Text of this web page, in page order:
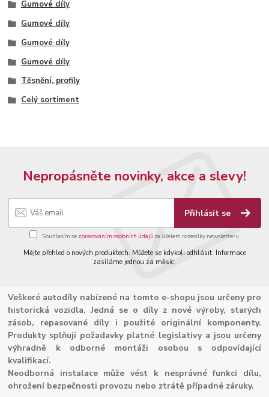
Gumové díly
Gumové díly
Gumové díly
Gumové díly
Těsnění, profily
Celý sortiment
Nepropásněte novinky, akce a slevy!
Přihlásit se
Souhlasím se zpracováním osobních údajůza účelem rozesílky newsletteru.
Mějte přehled o nových produktech. Můžete se kdykoli odhlásit. Informace
zasíláme jednou za měsíc.
Veškeré autodíly nabízené na tomto e-shopu jsou určeny pro
historická vozidla. Jedná se o díly z nové výroby, starých
zásob, repasované díly i použité originální komponenty.
Produkty splňují požadavky platné legislativy a jsou určeny
výhradně k odborné montáži osobou s odpovídající
kvalifikací.
Neodborná instalace může vést k nesprávné funkci dílu,
ohrožení bezpečnosti provozu nebo ztrátě případné záruky.